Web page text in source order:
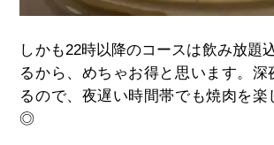
しかも22時以降のコースは飲み放題
るから、めちゃお得と思います。深
るので、夜遅い時間帯でも焼肉を楽
◎